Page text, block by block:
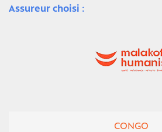
Assureur choisi :
CONGO